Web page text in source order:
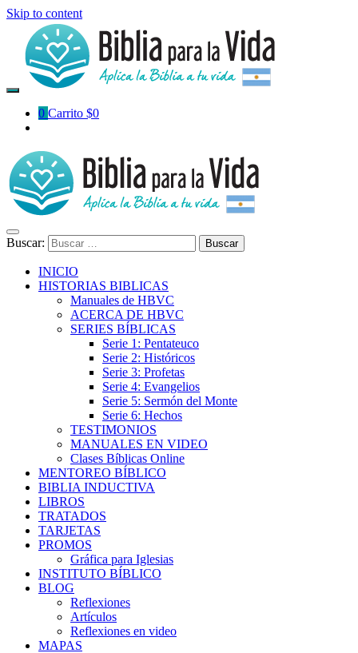
Skip to content
0 Carrito $0
Buscar:
INICIO
HISTORIAS BIBLICAS
Manuales de HBVC
ACERCA DE HBVC
SERIES BÍBLICAS
Serie 1: Pentateuco
Serie 2: Históricos
Serie 3: Profetas
Serie 4: Evangelios
Serie 5: Sermón del Monte
Serie 6: Hechos
TESTIMONIOS
MANUALES EN VIDEO
Clases Bíblicas Online
MENTOREO BÍBLICO
BIBLIA INDUCTIVA
LIBROS
TRATADOS
TARJETAS
PROMOS
Gráfica para Iglesias
INSTITUTO BÍBLICO
BLOG
Reflexiones
Artículos
Reflexiones en video
MAPAS